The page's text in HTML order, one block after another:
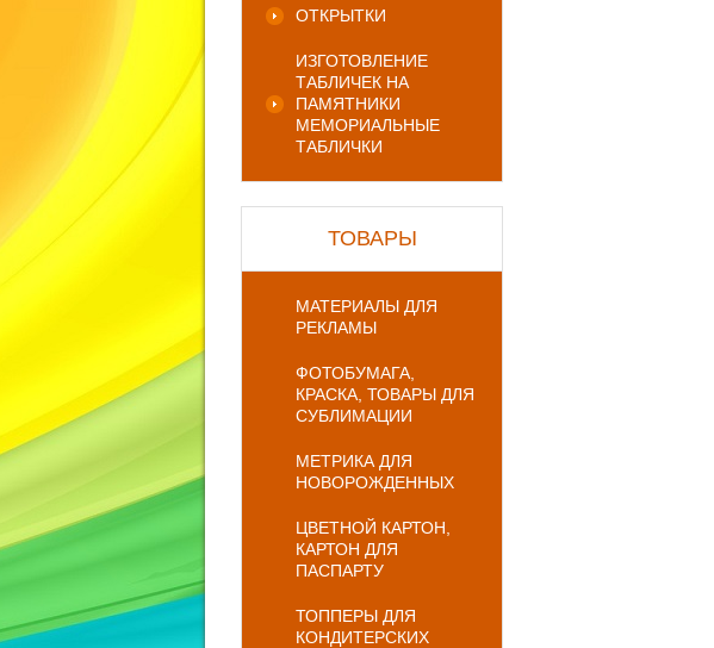
ОТКРЫТКИ
ИЗГОТОВЛЕНИЕ
ТАБЛИЧЕК НА
ПАМЯТНИКИ
МЕМОРИАЛЬНЫЕ
ТАБЛИЧКИ
ТОВАРЫ
МАТЕРИАЛЫ ДЛЯ
РЕКЛАМЫ
ФОТОБУМАГА,
КРАСКА, ТОВАРЫ ДЛЯ
СУБЛИМАЦИИ
МЕТРИКА ДЛЯ
НОВОРОЖДЕННЫХ
ЦВЕТНОЙ КАРТОН,
КАРТОН ДЛЯ
ПАСПАРТУ
ТОППЕРЫ ДЛЯ
КОНДИТЕРСКИХ